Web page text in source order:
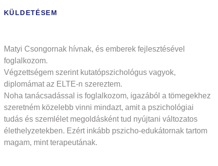
KÜLDETÉSEM
Matyi Csongornak hívnak, és emberek fejlesztésével
foglalkozom.
Végzettségem szerint kutatópszichológus vagyok,
diplomámat az ELTE-n szereztem.
Noha tanácsadással is foglalkozom, igazából a tömegekhez
szeretném közelebb vinni mindazt, amit a pszichológiai
tudás és szemlélet megoldásként tud nyújtani változatos
élethelyzetekben. Ezért inkább pszicho-edukátornak tartom
magam, mint terapeutának.